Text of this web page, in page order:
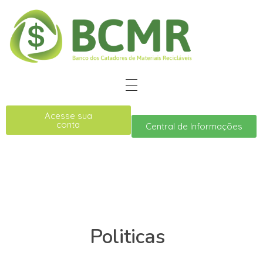
Acesse sua
conta Central de Informações
Politicas